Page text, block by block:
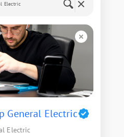
Electric
General Electric
Electric